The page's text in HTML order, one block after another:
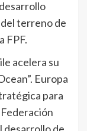
terreno de
FPF.
acelera su
Europa
para